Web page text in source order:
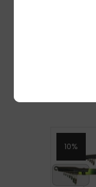
10%